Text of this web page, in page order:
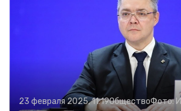
23 февраля 2025, 11:19ОбществоФото: